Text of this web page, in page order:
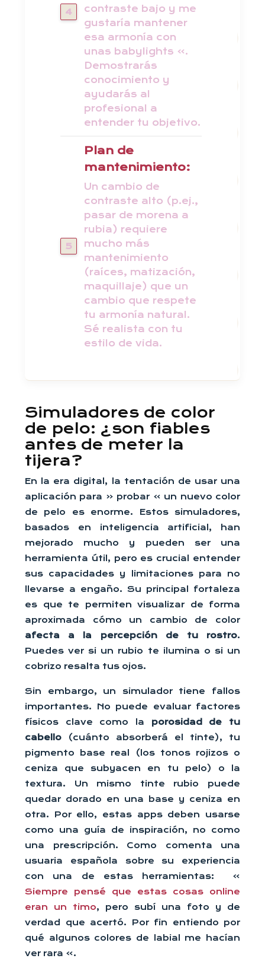
contraste bajo y me
gustaría mantener
esa armonía con
unas babylights ».
Demostrarás
conocimiento y
ayudarás al
profesional a
entender tu objetivo.
Plan de
mantenimiento:
Un cambio de
contraste alto (p.ej.,
pasar de morena a
rubia) requiere
mucho más
mantenimiento
(raíces, matización,
maquillaje) que un
cambio que respete
tu armonía natural.
Sé realista con tu
estilo de vida.
Simuladores de color
de pelo: ¿son fiables
antes de meter la
tijera?
En la era digital, la tentación de usar una
aplicación para « probar » un nuevo color
de pelo es enorme. Estos simuladores,
basados en inteligencia artificial, han
mejorado mucho y pueden ser una
herramienta útil, pero es crucial entender
sus capacidades y limitaciones para no
llevarse a engaño. Su principal fortaleza
es que te permiten visualizar de forma
aproximada cómo un cambio de color
afecta a la percepción de tu rostro.
Puedes ver si un rubio te ilumina o si un
cobrizo resalta tus ojos.
Sin embargo, un simulador tiene fallos
importantes. No puede evaluar factores
físicos clave como la porosidad de tu
cabello (cuánto absorberá el tinte), tu
pigmento base real (los tonos rojizos o
ceniza que subyacen en tu pelo) o la
textura. Un mismo tinte rubio puede
quedar dorado en una base y ceniza en
otra. Por ello, estas apps deben usarse
como una guía de inspiración, no como
una prescripción. Como comenta una
usuaria española sobre su experiencia
con una de estas herramientas: »
Siempre pensé que estas cosas online
eran un timo, pero subí una foto y de
verdad que acertó. Por fin entiendo por
qué algunos colores de labial me hacían
ver rara ».